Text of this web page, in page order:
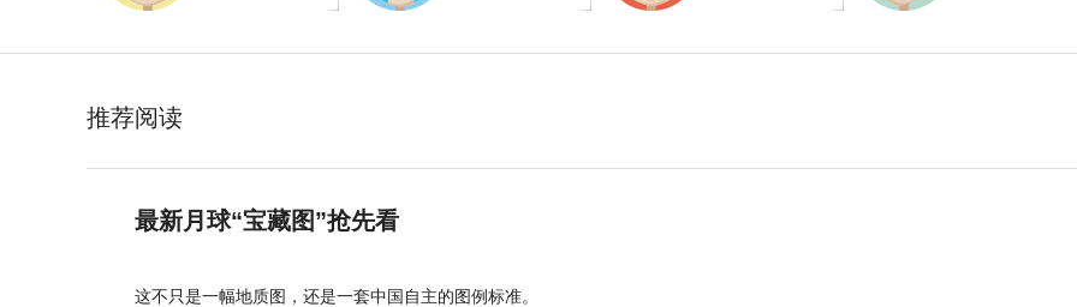
推荐阅读
最新月球“宝藏图”抢先看
这不只是一幅地质图，还是一套中国自主的图例标准。